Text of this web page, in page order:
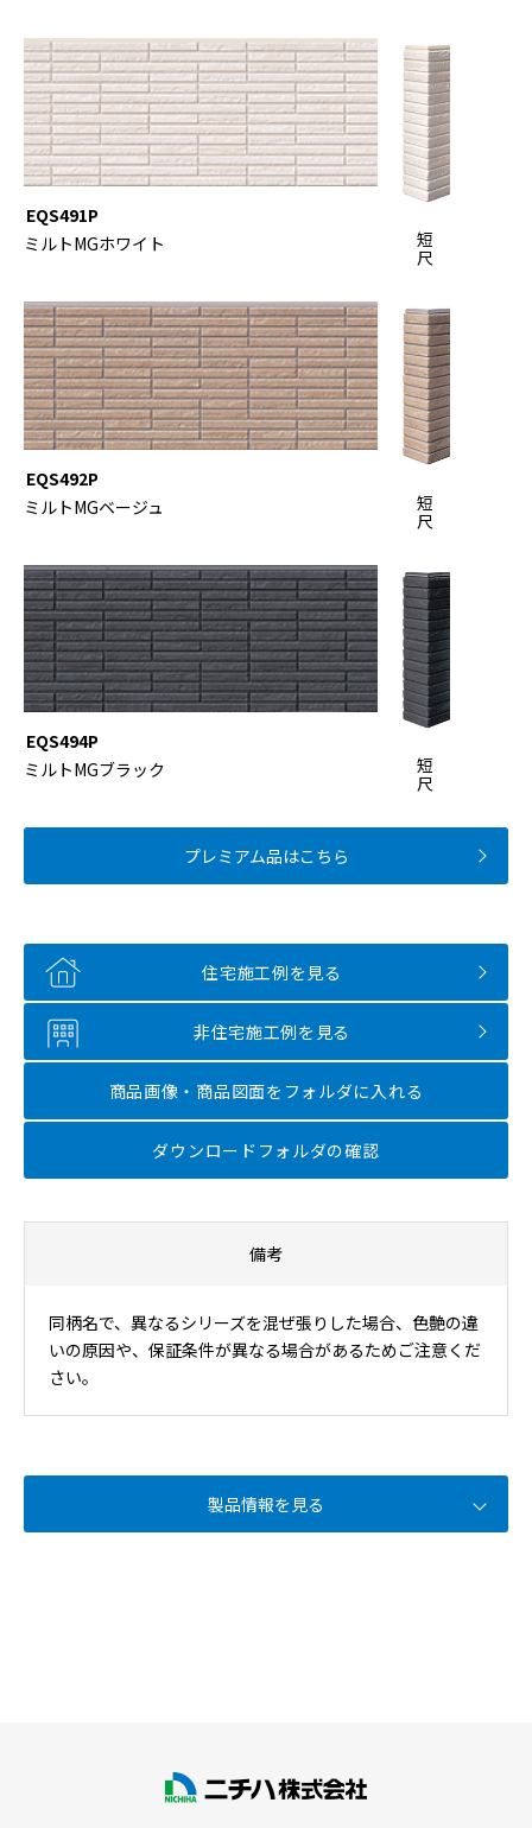
短
尺
EQS491P
ミルトMGホワイト
短
尺
EQS492P
ミルトMGベージュ
短
尺
EQS494P
ミルトMGブラック
プレミアム品はこちら
住宅施工例を見る
非住宅施工例を見る
商品画像・商品図面を フォルダに入れる
ダウンロードフォルダの確認
備考
同柄名で、異なるシリーズを混ぜ張りした場合、色艶の違
いの原因や、保証条件が異なる場合があるためご注意くだ
さい。
製品情報を見る